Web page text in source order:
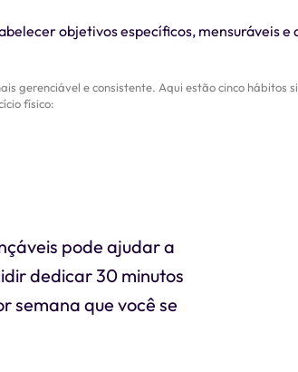
gerenciável e consistente. Aqui estão cinco hábitos
físico:
pode ajudar a
dedicar 30 minutos
semana que você se